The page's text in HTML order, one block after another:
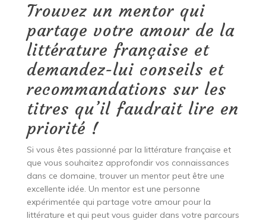
Trouvez un mentor qui
partage votre amour de la
littérature française et
demandez-lui conseils et
recommandations sur les
titres qu’il faudrait lire en
priorité !
Si vous êtes passionné par la littérature française et
que vous souhaitez approfondir vos connaissances
dans ce domaine, trouver un mentor peut être une
excellente idée. Un mentor est une personne
expérimentée qui partage votre amour pour la
littérature et qui peut vous guider dans votre parcours